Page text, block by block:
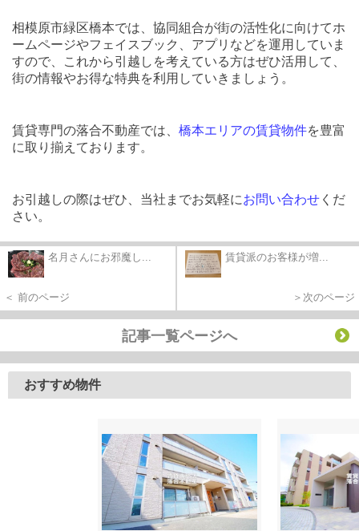
相模原市緑区橋本では、協同組合が街の活性化に向けてホ
ームページやフェイスブック、アプリなどを運用していま
すので、これから引越しを考えている方はぜひ活用して、
街の情報やお得な特典を利用していきましょう。
賃貸専門の落合不動産では、 橋本エリアの賃貸物件を豊富
に取り揃えております。
お引越しの際はぜひ、当社までお気軽にお問い合わせ くだ
さい。
名月さんにお邪魔し...
＜ 前のページ
賃貸派のお客様が増...
＞次のページ
記事一覧ページへ
おすすめ物件